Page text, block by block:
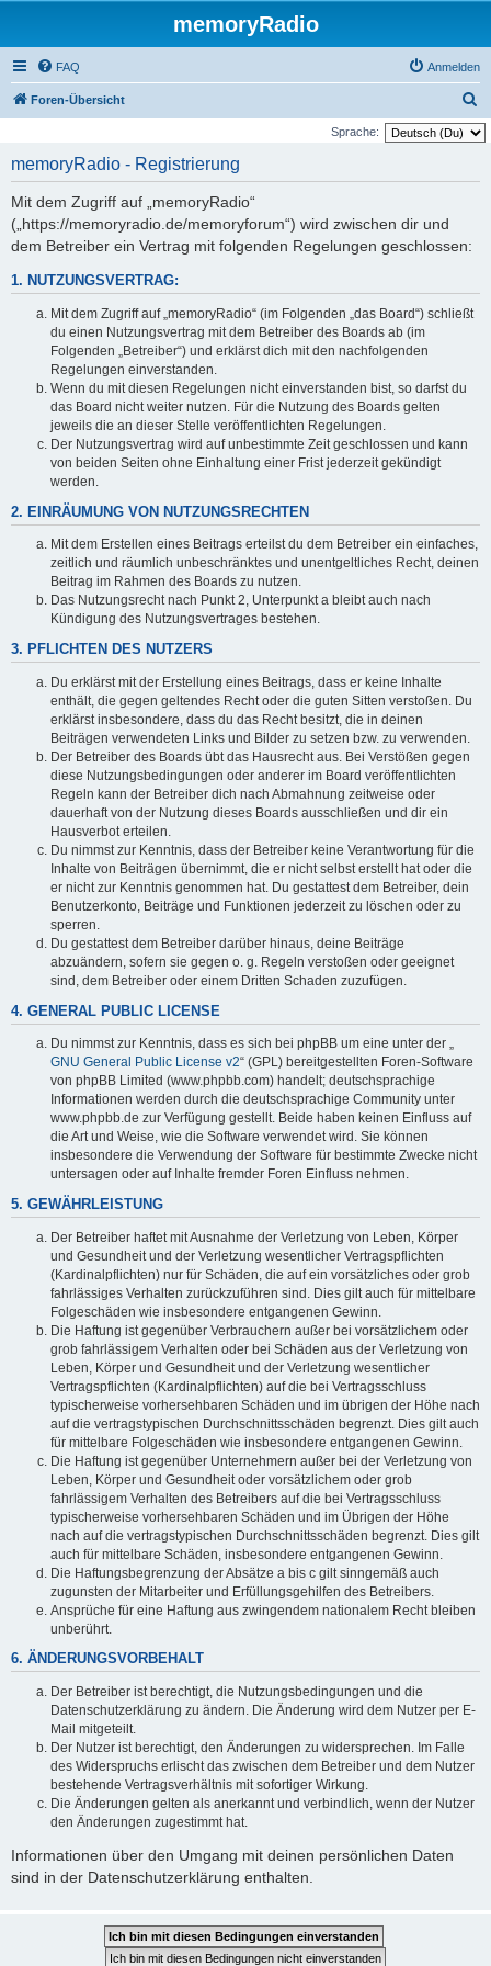
memoryRadio
FAQ Anmelden
Foren-Übersicht
u
Sprache:
memoryRadio - Registrierung
Mit dem Zugriff auf „memoryRadio“
(„https://memoryradio.de/memoryforum“) wird zwischen dir und
dem Betreiber ein Vertrag mit folgenden Regelungen geschlossen:
1. NUTZUNGSVERTRAG:
Mit dem Zugriff auf „memoryRadio“ (im Folgenden „das Board“) schließt
du einen Nutzungsvertrag mit dem Betreiber des Boards ab (im
Folgenden „Betreiber“) und erklärst dich mit den nachfolgenden
Regelungen einverstanden.
Wenn du mit diesen Regelungen nicht einverstanden bist, so darfst du
das Board nicht weiter nutzen. Für die Nutzung des Boards gelten
jeweils die an dieser Stelle veröffentlichten Regelungen.
Der Nutzungsvertrag wird auf unbestimmte Zeit geschlossen und kann
von beiden Seiten ohne Einhaltung einer Frist jederzeit gekündigt
werden.
2. EINRÄUMUNG VON NUTZUNGSRECHTEN
Mit dem Erstellen eines Beitrags erteilst du dem Betreiber ein einfaches,
zeitlich und räumlich unbeschränktes und unentgeltliches Recht, deinen
Beitrag im Rahmen des Boards zu nutzen.
Das Nutzungsrecht nach Punkt 2, Unterpunkt a bleibt auch nach
Kündigung des Nutzungsvertrages bestehen.
3. PFLICHTEN DES NUTZERS
Du erklärst mit der Erstellung eines Beitrags, dass er keine Inhalte
enthält, die gegen geltendes Recht oder die guten Sitten verstoßen. Du
erklärst insbesondere, dass du das Recht besitzt, die in deinen
Beiträgen verwendeten Links und Bilder zu setzen bzw. zu verwenden.
Der Betreiber des Boards übt das Hausrecht aus. Bei Verstößen gegen
diese Nutzungsbedingungen oder anderer im Board veröffentlichten
Regeln kann der Betreiber dich nach Abmahnung zeitweise oder
dauerhaft von der Nutzung dieses Boards ausschließen und dir ein
Hausverbot erteilen.
Du nimmst zur Kenntnis, dass der Betreiber keine Verantwortung für die
Inhalte von Beiträgen übernimmt, die er nicht selbst erstellt hat oder die
er nicht zur Kenntnis genommen hat. Du gestattest dem Betreiber, dein
Benutzerkonto, Beiträge und Funktionen jederzeit zu löschen oder zu
sperren.
Du gestattest dem Betreiber darüber hinaus, deine Beiträge
abzuändern, sofern sie gegen o. g. Regeln verstoßen oder geeignet
sind, dem Betreiber oder einem Dritten Schaden zuzufügen.
4. GENERAL PUBLIC LICENSE
Du nimmst zur Kenntnis, dass es sich bei phpBB um eine unter der „
GNU General Public License v2“ (GPL) bereitgestellten Foren-Software
von phpBB Limited (www.phpbb.com) handelt; deutschsprachige
Informationen werden durch die deutschsprachige Community unter
www.phpbb.de zur Verfügung gestellt. Beide haben keinen Einfluss auf
die Art und Weise, wie die Software verwendet wird. Sie können
insbesondere die Verwendung der Software für bestimmte Zwecke nicht
untersagen oder auf Inhalte fremder Foren Einfluss nehmen.
5. GEWÄHRLEISTUNG
Der Betreiber haftet mit Ausnahme der Verletzung von Leben, Körper
und Gesundheit und der Verletzung wesentlicher Vertragspflichten
(Kardinalpflichten) nur für Schäden, die auf ein vorsätzliches oder grob
fahrlässiges Verhalten zurückzuführen sind. Dies gilt auch für mittelbare
Folgeschäden wie insbesondere entgangenen Gewinn.
Die Haftung ist gegenüber Verbrauchern außer bei vorsätzlichem oder
grob fahrlässigem Verhalten oder bei Schäden aus der Verletzung von
Leben, Körper und Gesundheit und der Verletzung wesentlicher
Vertragspflichten (Kardinalpflichten) auf die bei Vertragsschluss
typischerweise vorhersehbaren Schäden und im übrigen der Höhe nach
auf die vertragstypischen Durchschnittsschäden begrenzt. Dies gilt auch
für mittelbare Folgeschäden wie insbesondere entgangenen Gewinn.
Die Haftung ist gegenüber Unternehmern außer bei der Verletzung von
Leben, Körper und Gesundheit oder vorsätzlichem oder grob
fahrlässigem Verhalten des Betreibers auf die bei Vertragsschluss
typischerweise vorhersehbaren Schäden und im Übrigen der Höhe
nach auf die vertragstypischen Durchschnittsschäden begrenzt. Dies gilt
auch für mittelbare Schäden, insbesondere entgangenen Gewinn.
Die Haftungsbegrenzung der Absätze a bis c gilt sinngemäß auch
zugunsten der Mitarbeiter und Erfüllungsgehilfen des Betreibers.
Ansprüche für eine Haftung aus zwingendem nationalem Recht bleiben
unberührt.
6. ÄNDERUNGSVORBEHALT
Der Betreiber ist berechtigt, die Nutzungsbedingungen und die
Datenschutzerklärung zu ändern. Die Änderung wird dem Nutzer per E-
Mail mitgeteilt.
Der Nutzer ist berechtigt, den Änderungen zu widersprechen. Im Falle
des Widerspruchs erlischt das zwischen dem Betreiber und dem Nutzer
bestehende Vertragsverhältnis mit sofortiger Wirkung.
Die Änderungen gelten als anerkannt und verbindlich, wenn der Nutzer
den Änderungen zugestimmt hat.
Informationen über den Umgang mit deinen persönlichen Daten
sind in der Datenschutzerklärung enthalten.